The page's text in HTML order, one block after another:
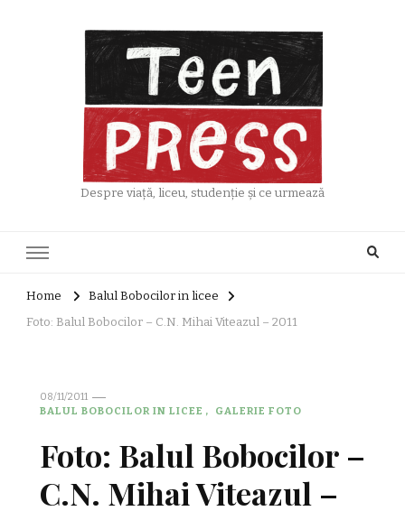
Despre viață, liceu, studenție și ce urmează
Home
Balul Bobocilor in licee
Foto: Balul Bobocilor – C.N. Mihai Viteazul – 2011
08/11/2011
BALUL BOBOCILOR IN LICEE
GALERIE FOTO
Foto: Balul Bobocilor –
C.N. Mihai Viteazul –